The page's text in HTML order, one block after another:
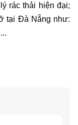
rác thải hiện đại;
tại Đà Nẵng như: